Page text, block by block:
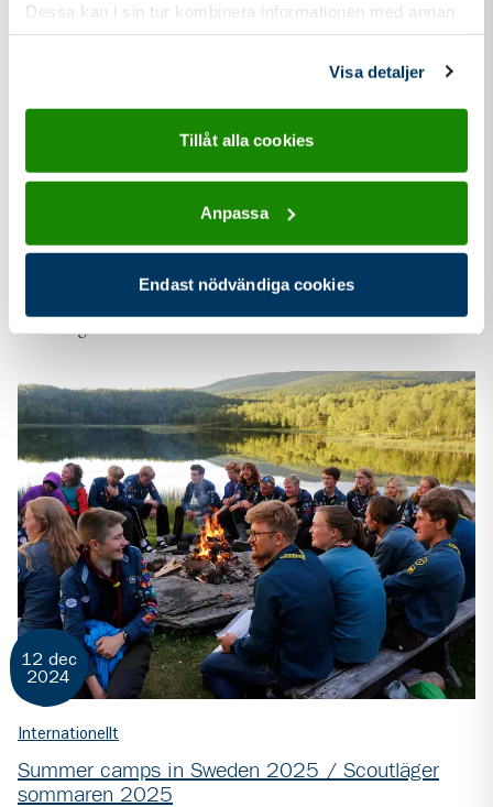
Dessa kan i sin tur kombinera informationen med annan
information som du har tillhandahållit eller som de har
Visa detaljer
Tillåt alla cookies
Anpassa
Endast nödvändiga cookies
21 aug
Internationellt
Nu byter vi våra globala tillhörighetsmärken
tillhörighet till världsorganisationerna och stärker känslan av
samhörighet för alla scouter i...
12 dec
2024
Internationellt
Summer camps in Sweden 2025 / Scoutläger
sommaren 2025